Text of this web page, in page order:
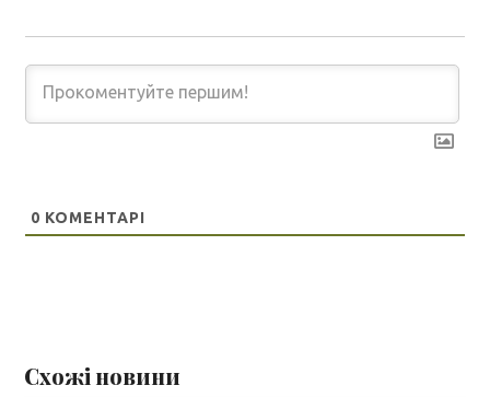
0 КОМЕНТАРІ
Схожі новини